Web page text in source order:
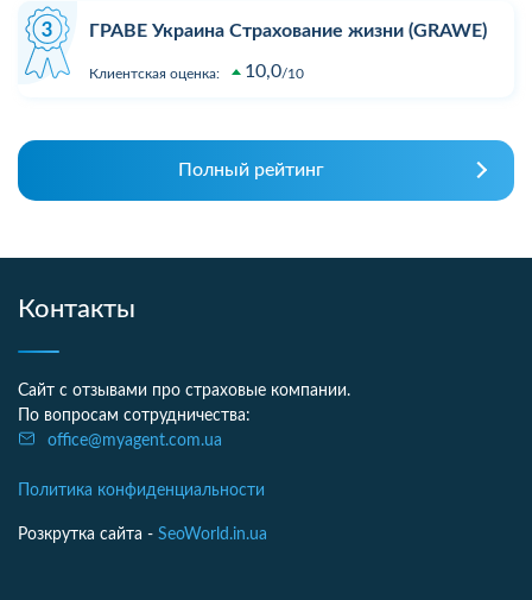
ГРАВЕ Украина Страхование жизни (GRAWE)
Клиентская оценка: 10,0 10
Полный рейтинг
Контакты
Сайт с отзывами про страховые компании.
По вопросам сотрудничества:
office@myagent.com.ua
Политика конфиденциальности
Розкрутка сайта - SeoWorld.in.ua